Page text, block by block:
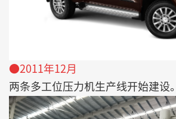
●2011年12月
两条多工位压力机生产线开始建设。